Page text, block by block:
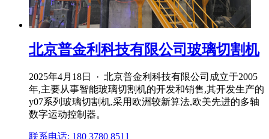
北京普金利科技有限公司玻璃切割机
2025年4月18日 · 北京普金利科技有限公司成立于2005
年,主要从事智能玻璃切割机的开发和销售,其开发生产的
y07系列玻璃切割机,采用欧洲较新算法,欧美先进的多轴
数字运动控制器。
联系电话: 180 3780 8511